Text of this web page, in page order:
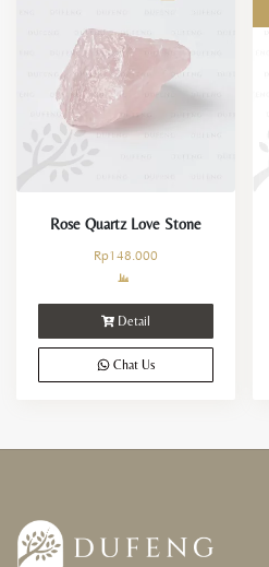
Rose Quartz Love Stone
Rp148.000
Detail
Chat Us